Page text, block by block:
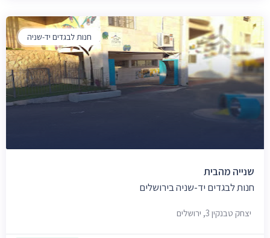
חנות לבגדים יד-שניה
שנייה מהבית
חנות לבגדים יד-שניה בירושלים
יצחק טבנקין 3, ירושלים